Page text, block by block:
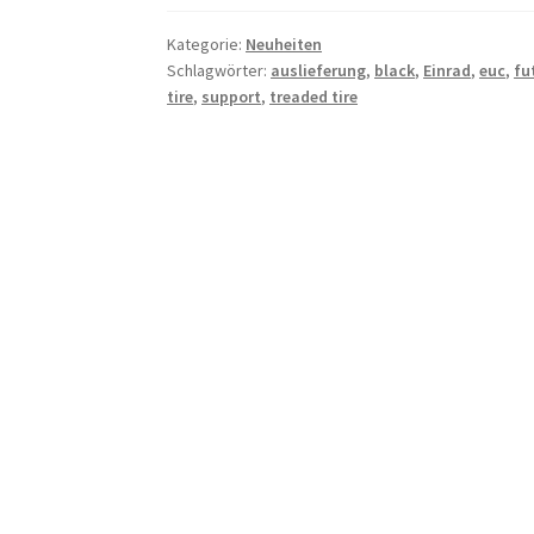
Kategorie: Neuheiten
Schlagwörter: auslieferung, black, Einrad,euc,
tire, support, treaded tire